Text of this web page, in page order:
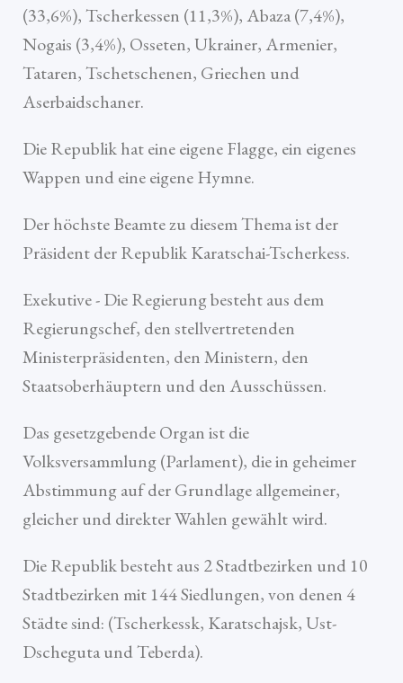
(33,6%), Tscherkessen (11,3%), Abaza (7,4%),
Nogais (3,4%), Osseten, Ukrainer, Armenier,
Tataren, Tschetschenen, Griechen und
Aserbaidschaner.
Die Republik hat eine eigene Flagge, ein eigenes
Wappen und eine eigene Hymne.
Der höchste Beamte zu diesem Thema ist der
Präsident der Republik Karatschai-Tscherkess.
Exekutive - Die Regierung besteht aus dem
Regierungschef, den stellvertretenden
Ministerpräsidenten, den Ministern, den
Staatsoberhäuptern und den Ausschüssen.
Das gesetzgebende Organ ist die
Volksversammlung (Parlament), die in geheimer
Abstimmung auf der Grundlage allgemeiner,
gleicher und direkter Wahlen gewählt wird.
Die Republik besteht aus 2 Stadtbezirken und 10
Stadtbezirken mit 144 Siedlungen, von denen 4
Städte sind: (Tscherkessk, Karatschajsk, Ust-
Dscheguta und Teberda).